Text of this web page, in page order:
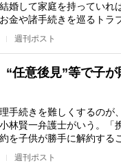
婚して家庭を持っていれ
金や諸手続きを巡るトラ
週刊ポスト
任意後見”等で子が
手続きを難しくするのが
林賢一弁護士がいう。「
を子供が勝手に解約する
行…
週刊ポスト